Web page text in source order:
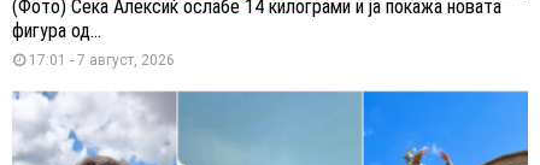
(Фото) Сека Алексиќ ослабе 14 килограми и ја покажа новата
фигура од...
17:01 - 7 август, 2026